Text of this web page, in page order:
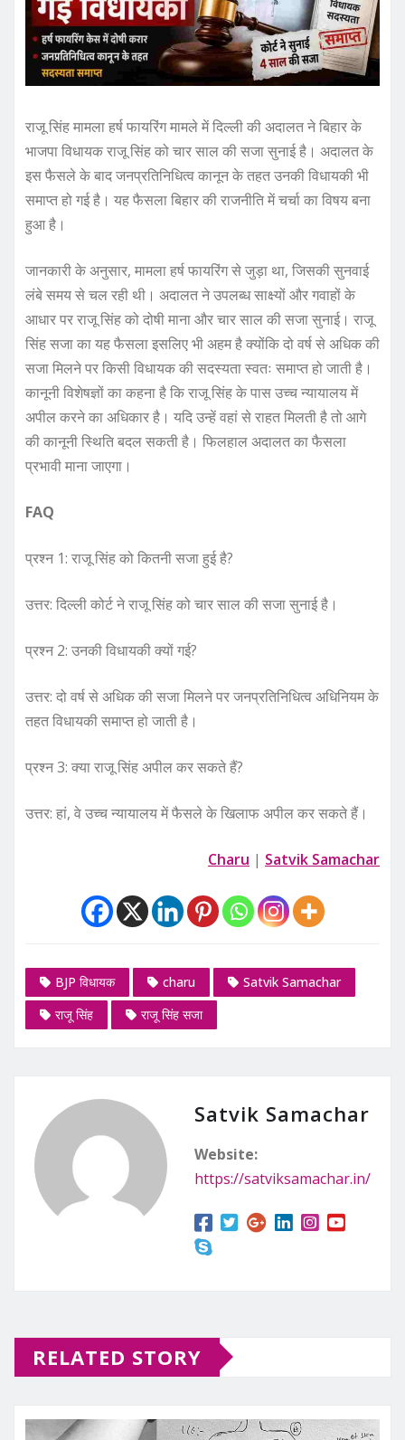
राजू सिंह मामला हर्ष फायरिंग मामले में दिल्ली की अदालत ने बिहार के
भाजपा विधायक राजू सिंह को चार साल की सजा सुनाई है। अदालत के
इस फैसले के बाद जनप्रतिनिधित्व कानून के तहत उनकी विधायकी भी
समाप्त हो गई है। यह फैसला बिहार की राजनीति में चर्चा का विषय बना
हुआ है।
जानकारी के अनुसार, मामला हर्ष फायरिंग से जुड़ा था, जिसकी सुनवाई
लंबे समय से चल रही थी। अदालत ने उपलब्ध साक्ष्यों और गवाहों के
आधार पर राजू सिंह को दोषी माना और चार साल की सजा सुनाई। राजू
सिंह सजा का यह फैसला इसलिए भी अहम है क्योंकि दो वर्ष से अधिक की
सजा मिलने पर किसी विधायक की सदस्यता स्वतः समाप्त हो जाती है।
कानूनी विशेषज्ञों का कहना है कि राजू सिंह के पास उच्च न्यायालय में
अपील करने का अधिकार है। यदि उन्हें वहां से राहत मिलती है तो आगे
की कानूनी स्थिति बदल सकती है। फिलहाल अदालत का फैसला
प्रभावी माना जाएगा।
FAQ
प्रश्न 1: राजू सिंह को कितनी सजा हुई है?
उत्तर: दिल्ली कोर्ट ने राजू सिंह को चार साल की सजा सुनाई है।
प्रश्न 2: उनकी विधायकी क्यों गई?
उत्तर: दो वर्ष से अधिक की सजा मिलने पर जनप्रतिनिधित्व अधिनियम के
तहत विधायकी समाप्त हो जाती है।
प्रश्न 3: क्या राजू सिंह अपील कर सकते हैं?
उत्तर: हां, वे उच्च न्यायालय में फैसले के खिलाफ अपील कर सकते हैं।
Charu | Satvik Samachar
BJP विधायक charu
Satvik Samachar
राजू सिंह
राजू सिंह सजा
Satvik Samachar
Website:
https://satviksamachar.in/
RELATED STORY